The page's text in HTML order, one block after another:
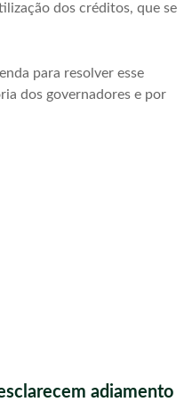
dos créditos, que se
para resolver esse
dos governadores e por
adiamento